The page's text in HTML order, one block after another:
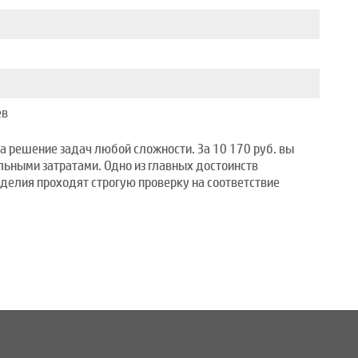
решение задач любой сложности. За 10 170 руб. вы
затратами. Одно из главных достоинств
проходят строгую проверку на соответствие